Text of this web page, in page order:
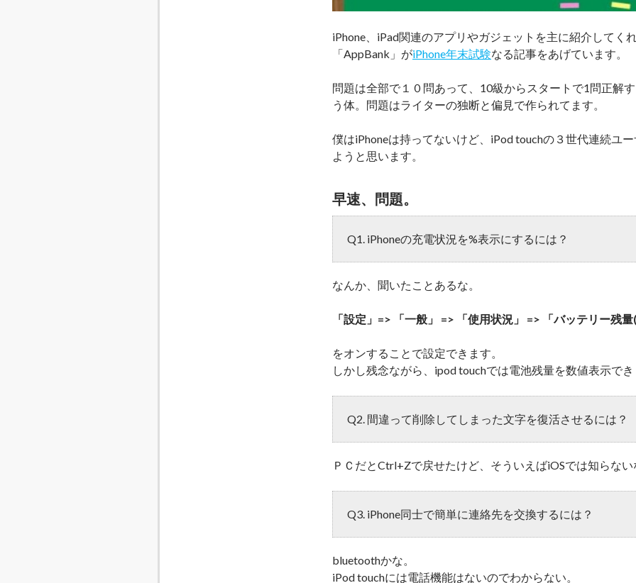
iPhone、iPad関連のアプリやガジェットを主に紹介してく
「AppBank」がiPhone年末試験なる記事をあげています。
問題は全部で１０問あって、10級からスタートで1問正解
う体。問題はライターの独断と偏見で作られてます。
僕はiPhoneは持ってないけど、iPod touchの３世代連続ユ
ようと思います。
早速、問題。
Q1. iPhoneの充電状況を%表示にするには？
なんか、聞いたことあるな。
「設定」=> 「一般」 => 「使用状況」 => 「バッテリー残
をオンすることで設定できます。
しかし残念ながら、ipod touchでは電池残量を数値表示で
Q2. 間違って削除してしまった文字を復活させるには？
ＰＣだとCtrl+Zで戻せたけど、そういえばiOSでは知らな
Q3. iPhone同士で簡単に連絡先を交換するには？
bluetoothかな。
iPod touchには電話機能はないのでわからない。